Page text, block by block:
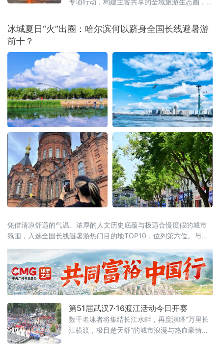
专项行动，构建主客共享的全域旅游生态圈，
冰城夏日“火”出圈：哈尔滨何以跻身全国长线避暑游
前十？
凭借清凉舒适的气温、浓厚的人文历史底蕴与极适合慢度假的城市
氛围，入选全国长线避暑游热门目的地TOP10，位列第六位。与此
双上榜，让“避暑胜地·清凉龙江”的品牌在这个夏天格外耀眼。“天然
空调”是最硬核的底牌当全国多地持续“炙烤”模式，哈尔滨的清凉堪
称
第51届武汉7·16渡江活动今日开赛
数千名泳者将集结长江水畔，再度演绎“万里长
江横渡，极目楚天舒”的城市浪漫与热血豪情。